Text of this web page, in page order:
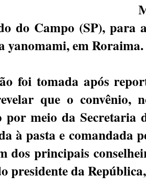
do Campo (SP),
yanomami, em Roraima.
foi tomada após
que o convênio,
por meio da Secretaria
à pasta e comandada
dos principais
presidente da